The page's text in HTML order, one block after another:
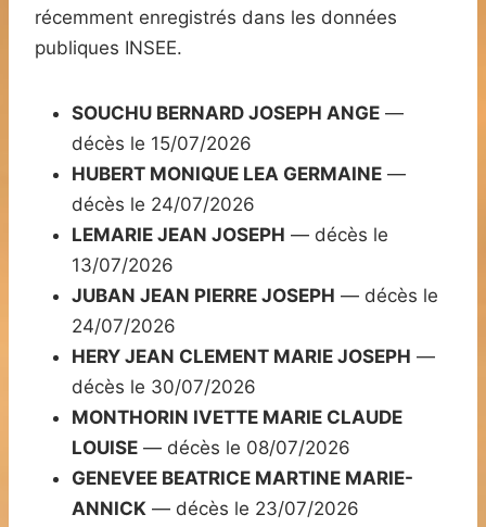
récemment enregistrés dans les données
publiques INSEE.
SOUCHU BERNARD JOSEPH ANGE —
décès le 15/07/2026
HUBERT MONIQUE LEA GERMAINE —
décès le 24/07/2026
LEMARIE JEAN JOSEPH — décès le
13/07/2026
JUBAN JEAN PIERRE JOSEPH — décès le
24/07/2026
HERY JEAN CLEMENT MARIE JOSEPH —
décès le 30/07/2026
MONTHORIN IVETTE MARIE CLAUDE
LOUISE — décès le 08/07/2026
GENEVEE BEATRICE MARTINE MARIE-
ANNICK — décès le 23/07/2026